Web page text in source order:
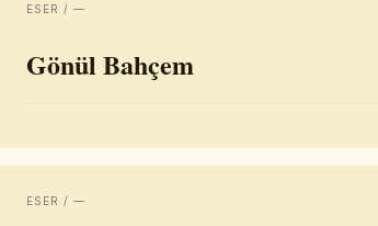
ESER / —
Gönül Bahçem
ESER / —